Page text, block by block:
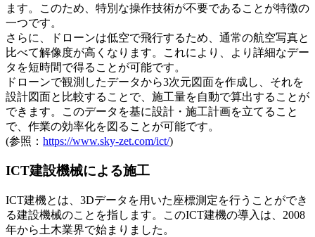
ます。このため、特別な操作技術が不要であることが特徴の
一つです。
さらに、ドローンは低空で飛行するため、通常の航空写真と
比べて解像度が高くなります。これにより、より詳細なデー
タを短時間で得ることが可能です。
ドローンで観測したデータから3次元図面を作成し、それを
設計図面と比較することで、施工量を自動で算出することが
できます。このデータを基に設計・施工計画を立てること
で、作業の効率化を図ることが可能です。
(参照： https://www.sky-zet.com/ict/)
ICT建設機械による施工
ICT建機とは、3Dデータを用いた座標測定を行うことができ
る建設機械のことを指します。このICT建機の導入は、2008
年から土木業界で始まりました。